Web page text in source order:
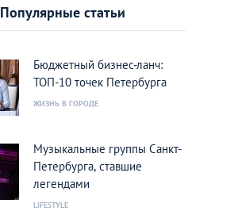
Популярные статьи
Бюджетный бизнес-ланч:
ТОП-10 точек Петербурга
ЖИЗНЬ В ГОРОДЕ
Музыкальные группы Санкт-
Петербурга, ставшие
легендами
LIFESTYLE